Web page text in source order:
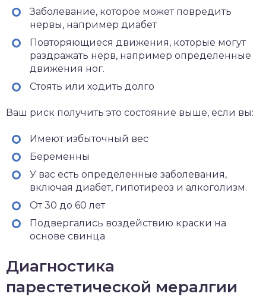
Заболевание, которое может повредить
нервы, например диабет
Повторяющиеся движения, которые могут
раздражать нерв, например определенные
движения ног.
Стоять или ходить долго
Ваш риск получить это состояние выше, если вы:
Имеют избыточный вес
Беременны
У вас есть определенные заболевания,
включая диабет, гипотиреоз и алкоголизм.
От 30 до 60 лет
Подвергались воздействию краски на
основе свинца
Диагностика
парестетической мералгии